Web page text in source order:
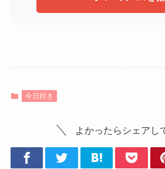
今日好き
よかったらシェアし